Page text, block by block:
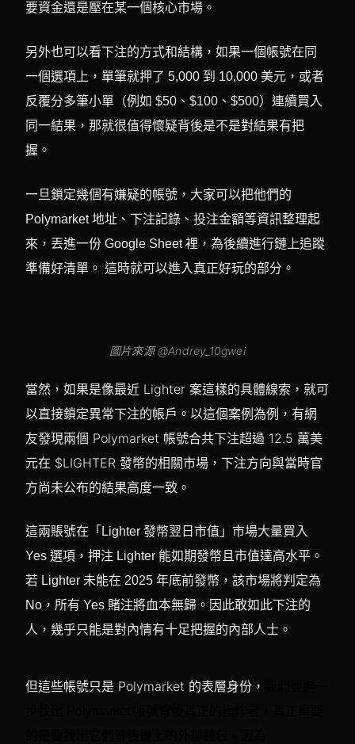
要資金還是壓在某一個核心市場。
另外也可以看下注的方式和結構，如果一個帳號在同
一個選項上，單筆就押了 5,000 到 10,000 美元，或者
反覆分多筆小單（例如 $50、$100、$500）連續買入
同一結果，那就很值得懷疑背後是不是對結果有把
握。
一旦鎖定幾個有嫌疑的帳號，大家可以把他們的
Polymarket 地址、下注記錄、投注金額等資訊整理起
來，丟進一份 Google Sheet 裡，為後續進行鏈上追蹤
準備好清單。 這時就可以進入真正好玩的部分。
圖片來源 @Andrey_10gwei
當然，如果是像最近 Lighter 案這樣的具體線索，就可
以直接鎖定異常下注的帳戶。以這個案例為例，有網
友發現兩個 Polymarket 帳號合共下注超過 12.5 萬美
元在 $LIGHTER 發幣的相關市場，下注方向與當時官
方尚未公布的結果高度一致。
這兩賬號在「Lighter 發幣翌日市值」市場大量買入
Yes 選項，押注 Lighter 能如期發幣且市值達高水平。
若 Lighter 未能在 2025 年底前發幣，該市場將判定為
No，所有 Yes 賭注將血本無歸。因此敢如此下注的
人，幾乎只能是對內情有十足把握的內部人士。
但這些帳號只是 Polymarket 的表層身份，